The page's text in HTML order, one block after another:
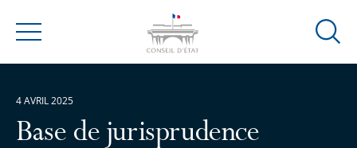
Menu
Ouvrir
Base de jurisprudence
4 AVRIL 2025